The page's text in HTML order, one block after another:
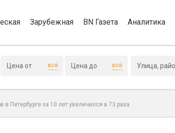
Зарубежная BN Газета Аналитика
всё всё
Петербурге за 10 лет увеличился в 73 раза